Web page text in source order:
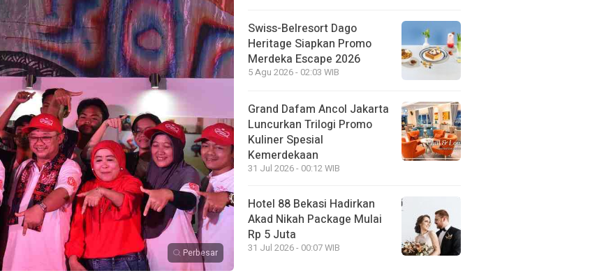
Perbesar
Swiss-Belresort Dago
Heritage Siapkan Promo
Merdeka Escape 2026
5 Agu 2026 - 02:03 WIB
Grand Dafam Ancol Jakarta
Luncurkan Trilogi Promo
Kuliner Spesial
Kemerdekaan
31 Jul 2026 - 00:12 WIB
Hotel 88 Bekasi Hadirkan
Akad Nikah Package Mulai
Rp 5 Juta
31 Jul 2026 - 00:07 WIB